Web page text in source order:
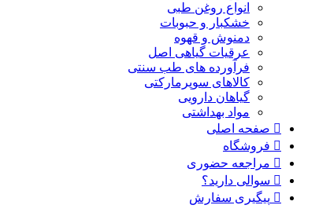
انواع روغن طبی
خشکبار و حبوبات
دمنوش و قهوه
عرقیات گیاهی اصل
فرآورده های طب سنتی
کالاهای سوپرمارکتی
گیاهان دارویی
مواد بهداشتی
صفحه اصلی
فروشگاه
مراجعه حضوری
سوالی دارید؟
پیگیری سفارش